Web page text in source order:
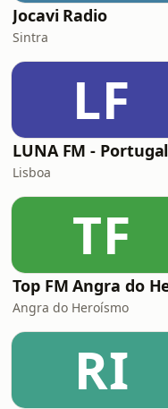
Jocavi Radio
Sintra
LF
LUNA FM - Portugal
Lisboa
TF
Angra do Heroísmo
RI